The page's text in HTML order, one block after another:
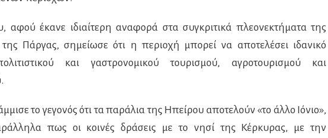
αφού έκανε ιδιαίτερη αναφορά στα συγκριτικά πλεονεκτήματα της
Πάργας, σημείωσε ότι η περιοχή μπορεί να αποτελέσει ιδανικό
και γαστρονομικού τουρισμού, αγροτουρισμού και
το γεγονός ότι τα παράλια της Ηπείρου αποτελούν «το άλλο Ιόνιο»,
πως οι κοινές δράσεις με το νησί της Κέρκυρας, με την